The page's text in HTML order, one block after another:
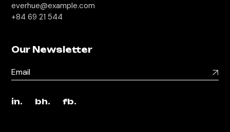
everhue@example.com
+84 69 21 544
Our Newsletter
in. bh. fb.